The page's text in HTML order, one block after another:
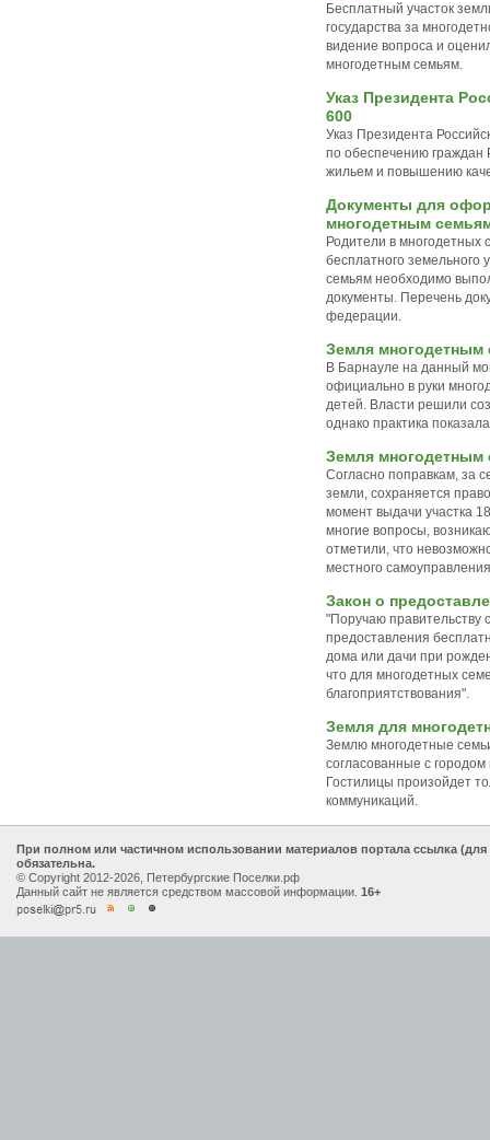
Бесплатный участок
государства за
видение вопроса и
многодетным семьям.
Указ Президента
600
Указ Президента
по обеспечению
жильем и повышению
Документы для
многодетным
Родители в многодетных
бесплатного земельного
семьям необходимо
документы. Перечень
федерации.
Земля многодетным
В Барнауле на данный
официально в руки
детей. Власти решили
однако практика
Земля
Согласно поправкам, за
земли, сохраняется
момент выдачи участка
многие вопросы,
отметили, что
местного
Закон о
"Поручаю правительству
предоставления
дома или дачи при
что для многодетных
благоприятствования".
Земля для
Землю многодетные
согласованные с
Гостилицы произойдет
коммуникаций.
При полном или частичном использовании материалов портала ссылка
обязательна.
© Copyright 2012-2026, Петербургские Поселки.рф
Данный сайт не является средством массовой информации. 16+